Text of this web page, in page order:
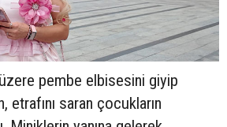
pembe elbisesini giyip
etrafını saran çocukların